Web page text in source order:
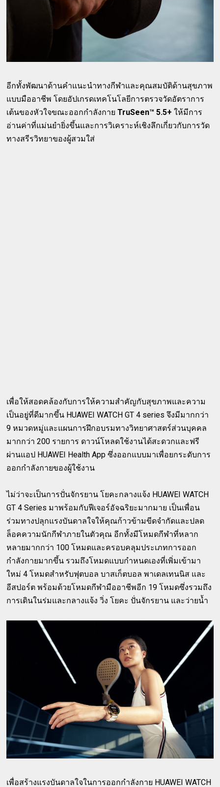
อีกทั้งพัฒนาด้านคำแนะนำทางกีฬาและคุณสมบัติด้านสุขภาพ
แบบมืออาชีพ โดยอัปเกรดเทคโนโลยีการตรวจวัดอัตราการ
เต้นของหัวใจขณะออกกำลังกายTruSeen™ 5.5+ให้มีการ
อ่านค่าที่แม่นยำยิ่งขึ้นและการวิเคราะห์เชิงลึกเกี่ยวกับการวัด
ทางสรีรวิทยาของผู้สวมใส่
เพื่อให้สอดคล้องกับการให้ความสำคัญกับสุขภาพและความ
เป็นอยู่ที่ดีมากขึ้น HUAWEI WATCH GT 4 series จึงมีมากกว่า
9 หมวดหมู่และแผนการฝึกอบรมทางวิทยาศาสตร์ส่วนบุคคล
มากกว่า 200 รายการ ดาวน์โหลดใช้งานได้สะดวกและฟรี
ผ่านแอป HUAWEI Health App ซึ่งออกแบบมาเพื่อยกระดับการ
ออกกำลังกายของผู้ใช้งาน
ไม่ว่าจะเป็นการปั่นจักรยาน โยคะกลางแจ้ง HUAWEI WATCH
GT 4 Series มาพร้อมกับฟีเจอร์อัจฉริยะมากมาย เป็นเพื่อน
ร่วมทางปลุกแรงบันดาลใจให้คุณก้าวข้ามขีดจำกัดและปลด
ล็อคความนักกีฬาภายในตัวคุณ อีกทั้งมีโหมดกีฬาที่หลาก
หลายมากกว่า 100 โหมดและครอบคลุมประเภทการออก
กำลังกายมากขึ้น รวมถึงโหมดแบบกำหนดเองที่เพิ่มเข้ามา
ใหม่ 4 โหมดสำหรับฟุตบอล บาสเก็ตบอล พาเดลเทนนิส และ
อีสปอร์ต พร้อมด้วยโหมดกีฬามืออาชีพอีก 19 โหมดซึ่งรวมถึง
การเดินในร่มและกลางแจ้ง วิ่ง โยคะ ปั่นจักรยาน และว่ายน้ำ
เพื่อสร้างแรงบันดาลใจในการออกกำลังกาย HUAWEI WATCH